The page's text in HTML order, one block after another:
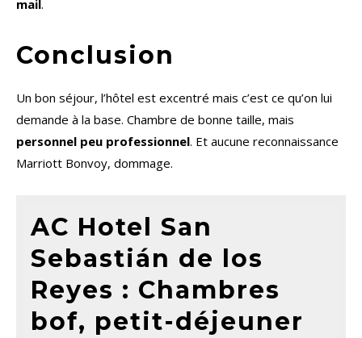
mail.
Conclusion
Un bon séjour, l’hôtel est excentré mais c’est ce qu’on lui
demande à la base. Chambre de bonne taille, mais
personnel peu professionnel. Et aucune reconnaissance
Marriott Bonvoy, dommage.
AC Hotel San
Sebastián de los
Reyes : Chambres
bof, petit-déjeuner